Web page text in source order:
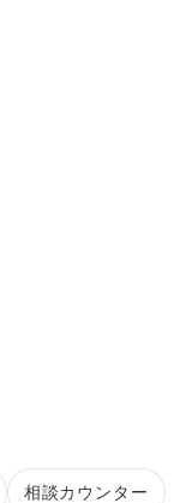
相談カウンター